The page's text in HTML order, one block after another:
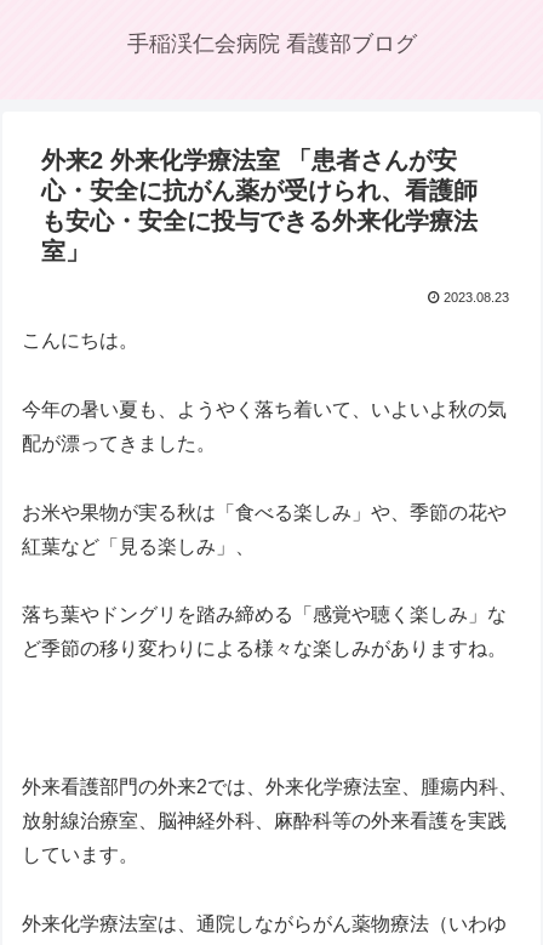
手稲渓仁会病院 看護部ブログ
外来2 外来化学療法室 「患者さんが安
心・安全に抗がん薬が受けられ、看護師
も安心・安全に投与できる外来化学療法
室」
2023.08.23
こんにちは。
今年の暑い夏も、ようやく落ち着いて、いよいよ秋の気
配が漂ってきました。
お米や果物が実る秋は「食べる楽しみ」や、季節の花や
紅葉など「見る楽しみ」、
落ち葉やドングリを踏み締める「感覚や聴く楽しみ」な
ど季節の移り変わりによる様々な楽しみがありますね。
外来看護部門の外来2では、外来化学療法室、腫瘍内科、
放射線治療室、脳神経外科、麻酔科等の外来看護を実践
しています。
外来化学療法室は、通院しながらがん薬物療法（いわゆ